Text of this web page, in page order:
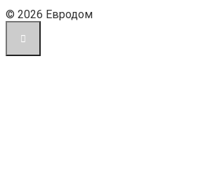
© 2026 Евродом